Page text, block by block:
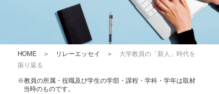
※教員の所属・役職及び学生の学部・課程・学科・学年は取材
当時のものです。
HOME ＞ リレーエッセイ ＞ 大学教員の「新人」時代を
振り返る